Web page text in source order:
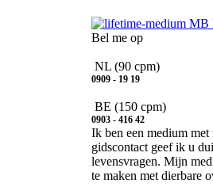
Bel me op
NL (90 cpm)
0909 - 19 19
BE (150 cpm)
0903 - 416 42
Ik ben een medium
gidscontact geef ik u
levensvragen. Mijn
te maken met dierbare